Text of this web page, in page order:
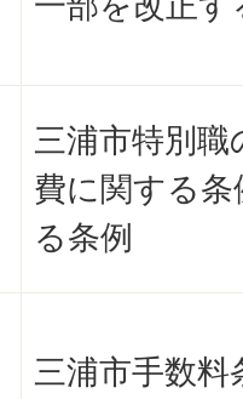
三浦市特別
費に関する
る条例
三浦市手数